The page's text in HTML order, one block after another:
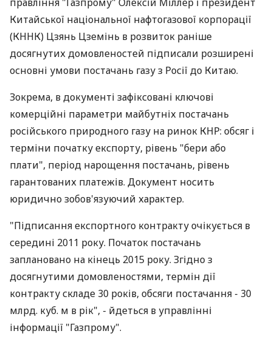
Китайської національної нафтогазової корпорації
(КННК) Цзянь Цземінь в розвиток раніше
досягнутих домовленостей підписали розширені
основні умови постачань газу з Росії до Китаю.
Зокрема, в документі зафіксовані ключові
комерційні параметри майбутніх постачань
російського природного газу на ринок КНР: обсяг і
терміни початку експорту, рівень "бери або
плати", період нарощення постачань, рівень
гарантованих платежів. Документ носить
юридично зобов'язуючий характер.
"Підписання експортного контракту очікується в
середині 2011 року. Початок постачань
заплановано на кінець 2015 року. Згідно з
досягнутими домовленостями, термін дії
контракту складе 30 років, обсяги постачання - 30
млрд. куб. м в рік", - йдеться в управлінні
інформації "Газпрому".